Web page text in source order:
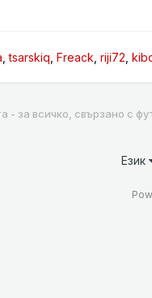
tsarskiq Freack riji72
- за всичко, свързано с
Език